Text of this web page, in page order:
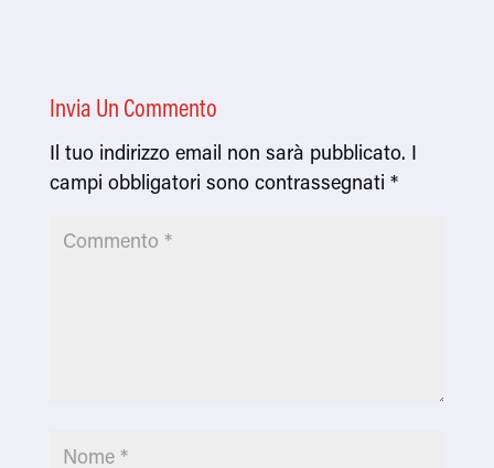
Invia Un Commento
Il tuo indirizzo email non sarà pubblicato. I
campi obbligatori sono contrassegnati *